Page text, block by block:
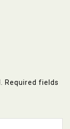
Required fields